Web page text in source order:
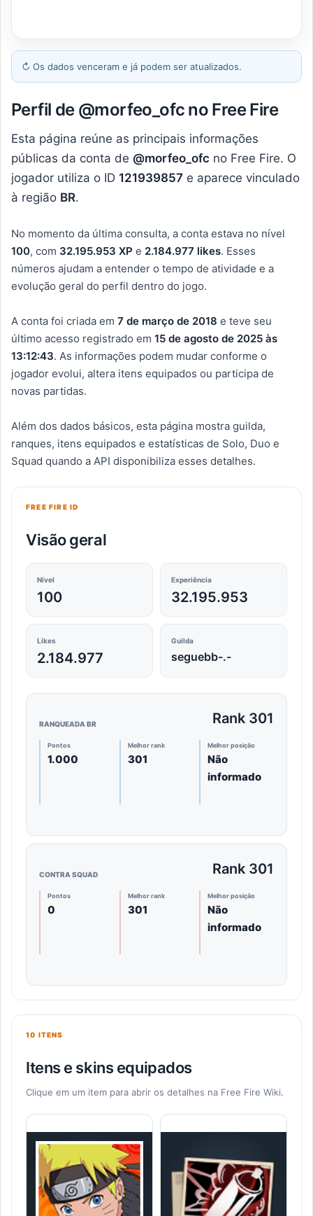
↻ Os dados venceram e já podem ser atualizados.
Perfil de @morfeo_ofcㅤ no Free Fire
Esta página reúne as principais informações
públicas da conta de @morfeo_ofcㅤ no Free Fire. O
jogador utiliza o ID 121939857 e aparece vinculado
à região BR.
No momento da última consulta, a conta estava no nível
100, com 32.195.953 XP e 2.184.977 likes. Esses
números ajudam a entender o tempo de atividade e a
evolução geral do perfil dentro do jogo.
A conta foi criada em 7 de março de 2018 e teve seu
último acesso registrado em 15 de agosto de 2025 às
13:12:43. As informações podem mudar conforme o
jogador evolui, altera itens equipados ou participa de
novas partidas.
Além dos dados básicos, esta página mostra guilda,
ranques, itens equipados e estatísticas de Solo, Duo e
Squad quando a API disponibiliza esses detalhes.
FREE FIRE ID
Visão geral
Nível
100
Experiência
32.195.953
Likes
2.184.977
Guilda
seguebb-.-
RANQUEADA BR Rank 301
Pontos
1.000
Melhor rank
301
Melhor posição
Não
informado
CONTRA SQUAD Rank 301
Pontos
0
Melhor rank
301
Melhor posição
Não
informado
10 ITENS
Itens e skins equipados
Clique em um item para abrir os detalhes na Free Fire Wiki.